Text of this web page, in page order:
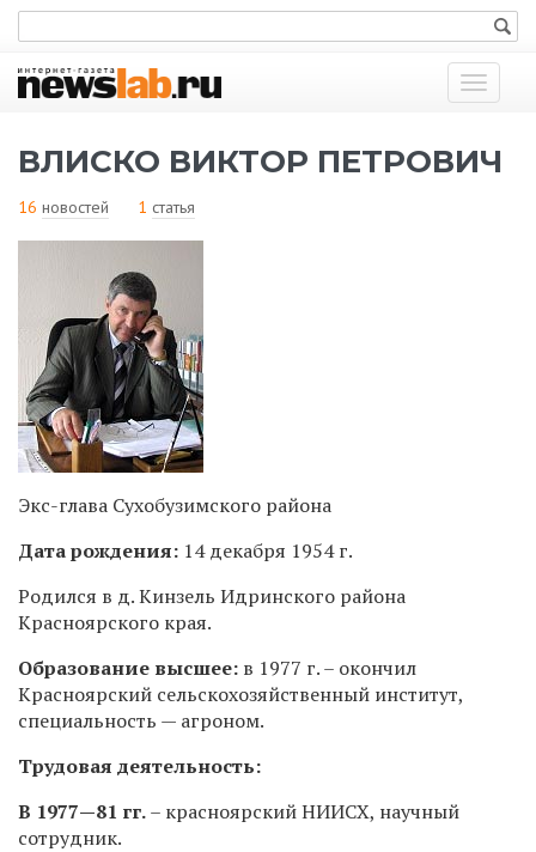
Показать
меню
ВЛИСКО ВИКТОР ПЕТРОВИЧ
16 новостей 1 статья
Экс-глава Сухобузимского района
Дата рождения: 14 декабря 1954 г.
Родился в д. Кинзель Идринского района
Красноярского края.
Образование высшее: в 1977 г. – окончил
Красноярский сельскохозяйственный институт,
специальность — агроном.
Трудовая деятельность:
В 1977—81 гг.– красноярский НИИСХ, научный
сотрудник.